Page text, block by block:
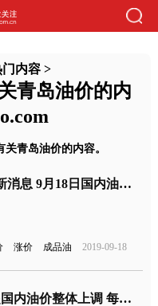
内容>
青岛油价的内
青岛油价的内容。
成品油油价最新消息 9月18日国内油价上涨
涨价 成品油 2019-09-18
2月14日24时起国内油价整体上调 每吨均上调50元